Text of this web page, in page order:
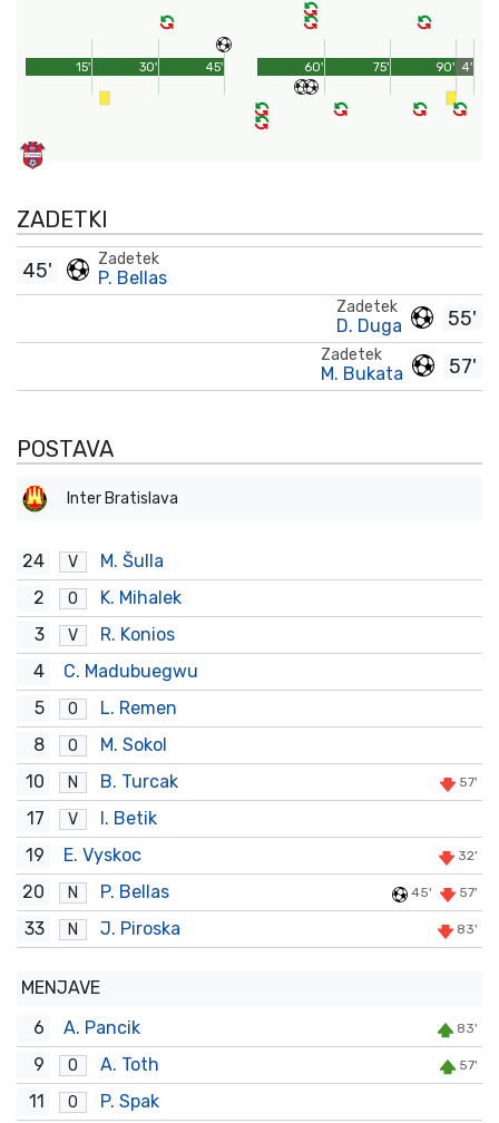
45'
15' 30' 90'
60' 75' 4'
ZADETKI
Zadetek
P. Bellas
45'
55'
Zadetek
D. Duga
57'
Zadetek
M. Bukata
POSTAVA
Inter Bratislava
24 V
M. Šulla
2
O
K. Mihalek
3
V
R. Konios
4
C. Madubuegwu
5
O
L. Remen
8
O
M. Sokol
10
N B. Turcak 57'
17 V
I. Betik
19
E. Vyskoc 32'
20 N P. Bellas 45' 57'
33 N J. Piroska 83'
MENJAVE
6
A. Pancik 83'
9 O A. Toth 57'
11 O
P. Spak